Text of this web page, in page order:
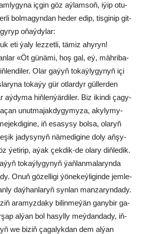
iç­gin göz aý­lam­soň, iýip otu­
bol­­ma­gyn­dan he­der edip, tis­gi­nip git­
oňaý­dy­lar:
eti ýa­ly lez­zet­li, tä­miz ahy­ryn!
«Öt gü­nä­mi, hoş gal, eý, mäh­ri­ba­
Olar ga­ýyň to­ka­ýly­gy­nyň içi
to­ka­ýy gür ot­lar­dyr gül­ler­den
aý­dy­ma hiň­len­ýär­di­ler. Biz i­kin­di ça­gy­
unut­ma­jak­dy­gy­my­za, aky­ly­my­
iň esa­sy­sy bol­sa, ola­ryň
ja­dy­sy­nyň nä­me­di­gi­ne do­ly aň­şy­
ýe­ti­rip, aýak çek­dik-de ola­ry diň­le­dik.
to­ka­ýly­gy­nyň ýaň­lan­ma­la­ryn­da
Onuň gö­zel­li­gi ýö­ne­keý­li­gin­de jem­le­
daý­han­la­ryň syn­lan man­za­ryn­da­dy.
ara­myz­da­ky bi­lin­me­ýän ga­ny­bir ga­
al­ýan bol ha­syl­ly meý­dan­da­dy, iň­
we bi­ziň ça­ga­lyk­dan dem al­ýan